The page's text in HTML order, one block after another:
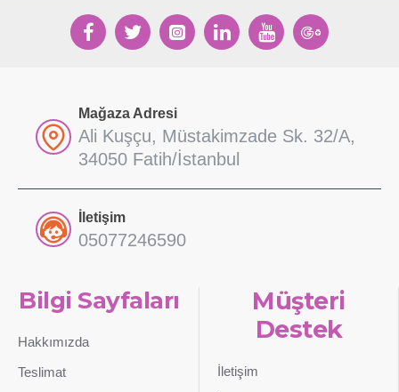
Mağaza Adresi
Ali Kuşçu, Müstakimzade Sk. 32/A,
34050 Fatih/İstanbul
İletişim
05077246590
Bilgi Sayfaları
Hakkımızda
Teslimat
Müşteri
Destek
İletişim